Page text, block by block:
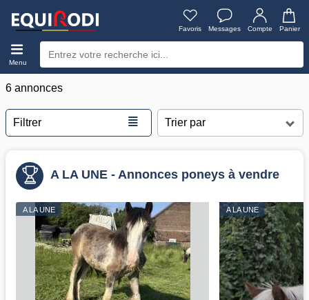
Favoris Messages Compte Panier
Menu
6 annonces
Filtrer ≣
A LA UNE - Annonces poneys à vendre
A LA UNE A LA UNE